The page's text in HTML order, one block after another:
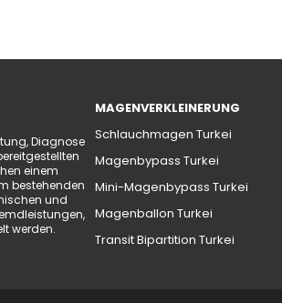
Diagnose
einem
bestehenden
und
werden.
MAGENVERKLEINERUNG
Schlauchmagen Turkei
Magenbypass Turkei
Mini-Magenbypass Turkei
Magenballon Turkei
Transit Bipartition Turkei